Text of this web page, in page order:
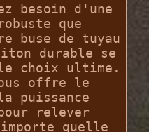
besoin d'une
que
buse de tuyau
durable se
le choix ultime.
offre le
puissance
relever
quelle